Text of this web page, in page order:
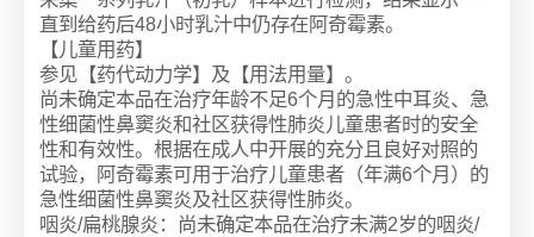
直到给药后48小时乳汁中仍存在阿奇霉素。
【儿童用药】
参见【药代动力学】及【用法用量】。
尚未确定本品在治疗年龄不足6个月的急性中耳炎、急
性细菌性鼻窦炎和社区获得性肺炎儿童患者时的安全
性和有效性。根据在成人中开展的充分且良好对照的
试验，阿奇霉素可用于治疗儿童患者（年满6个月）的
急性细菌性鼻窦炎及社区获得性肺炎。
咽炎/扁桃腺炎：尚未确定本品在治疗未满2岁的咽炎/